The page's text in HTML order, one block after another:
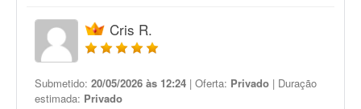
Cris R.
Submetido: 20/05/2026 às 12:24 | Oferta: Privado | Duração
estimada: Privado